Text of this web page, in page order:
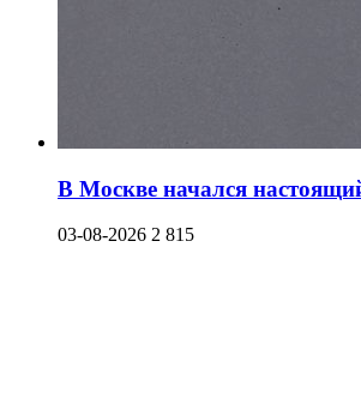
В Москве начался
03-08-2026 2 815